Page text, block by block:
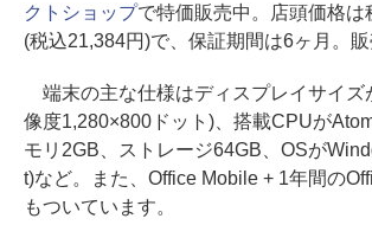
クトショップで特価販売中。店頭価格は
(税込21,384円)で、保証期間は6ヶ月。販
端末の主な仕様はディスプレイサイズ
像度1,280×800ドット)、搭載CPUが
モリ2GB、ストレージ64GB、OSが
t)など。また、Office Mobile + 1年間の
もついています。